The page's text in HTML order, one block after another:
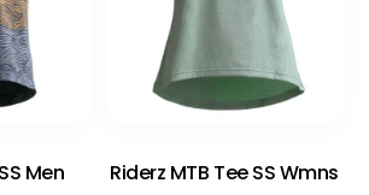
Men Riderz MTB Tee SS Wmns